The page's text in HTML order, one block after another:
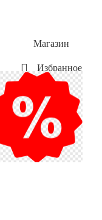
Магазин
Избранное
Мой аккаунт
Акции